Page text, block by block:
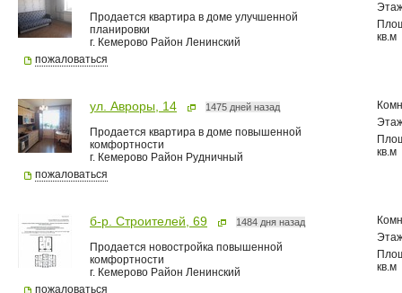
Продается квартира в доме улучшенной
планировки
г. Кемерово Район Ленинский
кв.м
пожаловаться
ул. Авроры, 14 1475 дней назад
Продается квартира в доме повышенной
комфортности
г. Кемерово Район Рудничный
кв.м
пожаловаться
б-р. Строителей, 69 1484 дня назад
Продается новостройка повышенной
комфортности
г. Кемерово Район Ленинский
кв.м
пожаловаться